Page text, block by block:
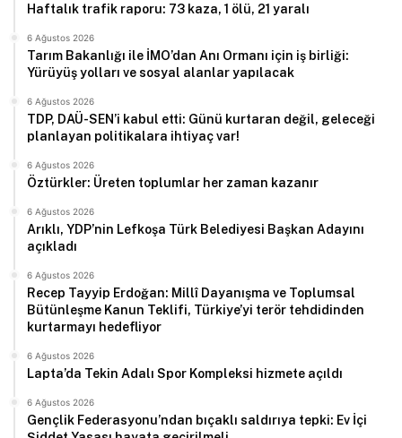
Haftalık trafik raporu: 73 kaza, 1 ölü, 21 yaralı
6 Ağustos 2026
Tarım Bakanlığı ile İMO’dan Anı Ormanı için iş birliği:
Yürüyüş yolları ve sosyal alanlar yapılacak
6 Ağustos 2026
TDP, DAÜ-SEN’i kabul etti: Günü kurtaran değil, geleceği
planlayan politikalara ihtiyaç var!
6 Ağustos 2026
Öztürkler: Üreten toplumlar her zaman kazanır
6 Ağustos 2026
Arıklı, YDP’nin Lefkoşa Türk Belediyesi Başkan Adayını
açıkladı
6 Ağustos 2026
Recep Tayyip Erdoğan: Millî Dayanışma ve Toplumsal
Bütünleşme Kanun Teklifi, Türkiye’yi terör tehdidinden
kurtarmayı hedefliyor
6 Ağustos 2026
Lapta’da Tekin Adalı Spor Kompleksi hizmete açıldı
6 Ağustos 2026
Gençlik Federasyonu’ndan bıçaklı saldırıya tepki: Ev İçi